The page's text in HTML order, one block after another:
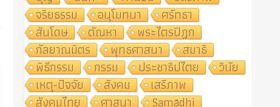
จริยธรรม
อนุโมทนา
ศรัทธา
สันโดษ
ตัณหา
พระไตรปิฎก
กัลยาณมิตร
พุทธศาสนา
สมาธิ
พิธีกรรม
กรรม ประชาธิปไตย
วินัย
เหตุ-ปัจจัย
สังคม
เสรีภาพ
สังคมไทย
ศาสนา
Samādhi